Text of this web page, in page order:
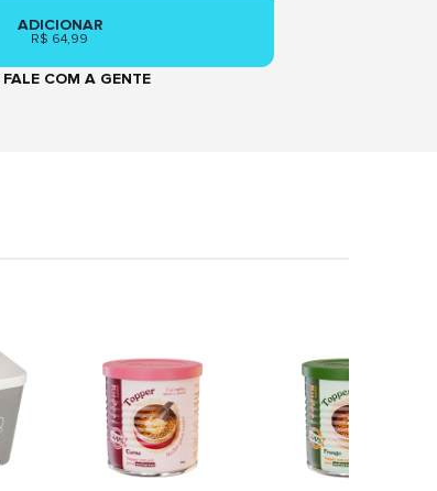
ADICIONAR
R$ 64,99
FALE COM A GENTE
+